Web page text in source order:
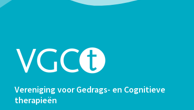
Vereniging voor Gedrags- en Cognitieve
therapieën